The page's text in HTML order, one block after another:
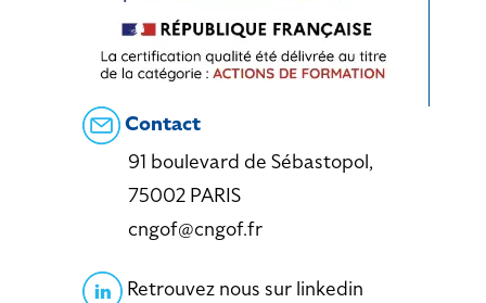
Contact
91 boulevard de Sébastopol,
75002 PARIS
cngof@cngof.fr
Retrouvez nous sur linkedin